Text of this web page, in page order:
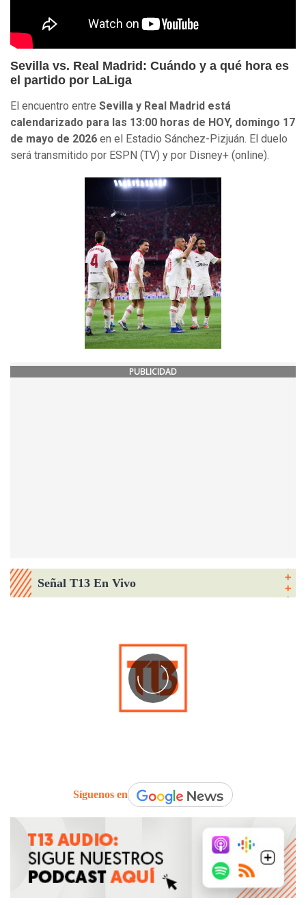
Sevilla vs. Real Madrid: Cuándo y a qué hora es
el partido por LaLiga
El encuentro entre Sevilla y Real Madrid está
calendarizado para las 13:00 horas de HOY, domingo 17
de mayo de 2026 en el Estadio Sánchez-Pizjuán. El duelo
será transmitido por ESPN (TV) y por Disney+ (online).
PUBLICIDAD
Señal T13 En Vivo
Síguenos en